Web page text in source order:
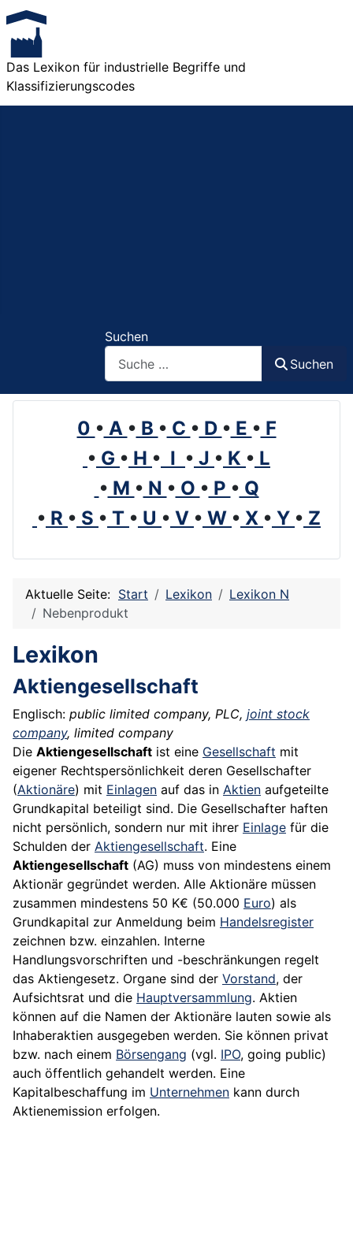
Das Lexikon für industrielle Begriffe und
Klassifizierungscodes
Suchen
Suchen
0 • A • B • C • D • E • F
• G • H • I • J • K • L
• M • N • O • P • Q
• R • S • T • U • V • W • X • Y • Z
Aktuelle Seite: Start Lexikon
Lexikon N
Nebenprodukt
Lexikon
Aktiengesellschaft
Englisch: public limited company, PLC, joint stock
company, limited company
Die Aktiengesellschaft ist eine Gesellschaft mit
eigener Rechtspersönlichkeit deren Gesellschafter
(Aktionäre) mit Einlagen auf das in Aktien aufgeteilte
Grundkapital beteiligt sind. Die Gesellschafter haften
nicht persönlich, sondern nur mit ihrer Einlage für die
Schulden der Aktiengesellschaft. Eine
Aktiengesellschaft (AG) muss von mindestens einem
Aktionär gegründet werden. Alle Aktionäre müssen
zusammen mindestens 50 K€ (50.000 Euro) als
Grundkapital zur Anmeldung beim Handelsregister
zeichnen bzw. einzahlen. Interne
Handlungsvorschriften und -beschränkungen regelt
das Aktiengesetz. Organe sind der Vorstand, der
Aufsichtsrat und die Hauptversammlung. Aktien
können auf die Namen der Aktionäre lauten sowie als
Inhaberaktien ausgegeben werden. Sie können privat
bzw. nach einem Börsengang (vgl. IPO, going public)
auch öffentlich gehandelt werden. Eine
Kapitalbeschaffung im Unternehmen kann durch
Aktienemission erfolgen.